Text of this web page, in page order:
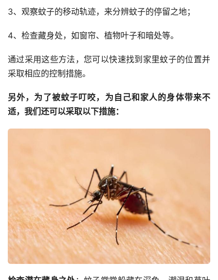
3、观察蚊子的移动轨迹，来分辨蚊子的停留之地；
4、检查藏身处，如窗帘、植物叶子和暗处等。
通过采用这些方法，您可以快速找到家里蚊子的位置并
采取相应的控制措施。
另外，为了被蚊子叮咬，为自己和家人的身体带来不
适，我们还可以采取以下措施：